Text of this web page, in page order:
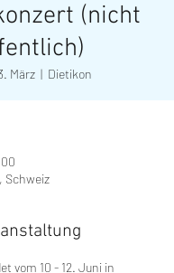
(nicht
März
  |
Dietikon
Schweiz
vom 10 - 12. Juni in